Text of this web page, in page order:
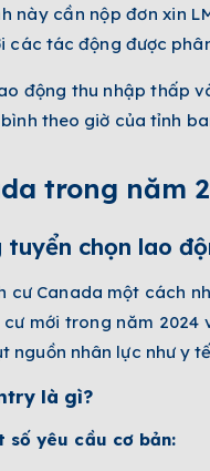
này cần nộp đơn xin
các tác động được
động thu nhập
theo giờ của tỉnh
trong năm
chọn lao
Canada một cách
mới trong năm 2024
nhân lực như y
là gì?
số yêu cầu cơ bản: